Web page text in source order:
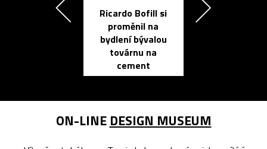
Ricardo Bofill si
proměnil na
bydlení bývalou
továrnu na
cement
ON-LINE DESIGN MUSEUM